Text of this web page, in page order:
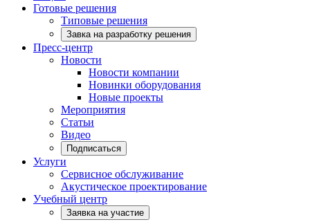
Готовые решения
Типовые решения
Завка на разработку решения
Пресс-центр
Новости
Новости компании
Новинки оборудования
Новые проекты
Мероприятия
Статьи
Видео
Подписаться
Услуги
Сервисное обслуживание
Акустическое проектирование
Учебный центр
Заявка на участие